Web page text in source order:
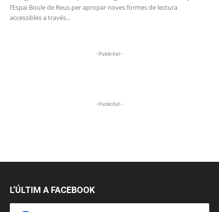
l’Espai Boule de Reus per apropar noves formes de lectura
accessibles a través...
-Publicitat-
-Publicitat-
L’ÚLTIM A FACEBOOK